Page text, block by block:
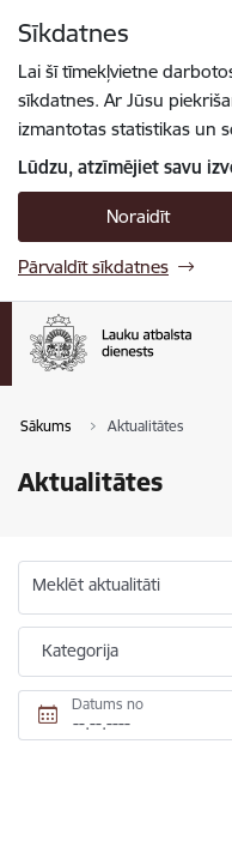
Sīkdatnes
Lai šī tīmekļvietne
sīkdatnes. Ar Jūsu
izmantotas statistikas un
Lūdzu, atzīmējiet savu
Noraidīt
Pārvaldīt sīkdatnes
Sākums Aktualitātes
Aktualitātes
Meklēt aktualitāti
Kategorija
Datums no